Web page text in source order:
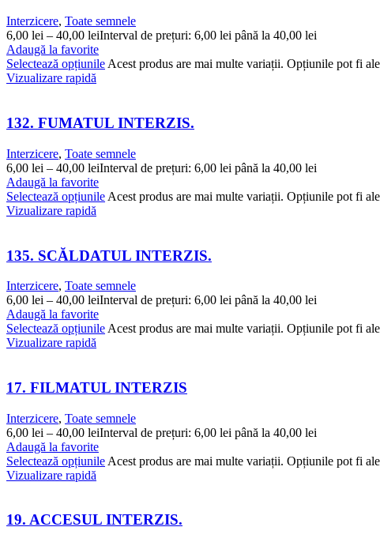
Interzicere, Toate semnele
6,00 lei – 40,00 leiInterval de prețuri: 6,00 lei până la 40,00 lei
Adaugă la favorite
Selectează opțiunileAcest produs are mai multe variații. Opțiunile pot fi
Vizualizare rapidă
132. FUMATUL INTERZIS.
Interzicere, Toate semnele
6,00 lei – 40,00 leiInterval de prețuri: 6,00 lei până la 40,00 lei
Adaugă la favorite
Selectează opțiunile Acest produs are mai multe variații. Opțiunile pot fi
Vizualizare rapidă
135. SCĂLDATUL INTERZIS.
Interzicere, Toate semnele
6,00 lei – 40,00 leiInterval de prețuri: 6,00 lei până la 40,00 lei
Adaugă la favorite
Selectează opțiunile Acest produs are mai multe variații. Opțiunile pot fi
Vizualizare rapidă
17. FILMATUL INTERZIS
Interzicere, Toate semnele
6,00 lei – 40,00 leiInterval de prețuri: 6,00 lei până la 40,00 lei
Adaugă la favorite
Selectează opțiunile Acest produs are mai multe variații. Opțiunile pot fi
Vizualizare rapidă
19. ACCESUL INTERZIS.